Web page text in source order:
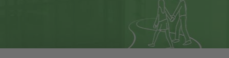
Der Eintrag "offcanvas-col4" existiert leider nicht.